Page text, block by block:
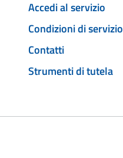
Accedi al servizio
Condizioni di servizio
Contatti
Strumenti di tutela